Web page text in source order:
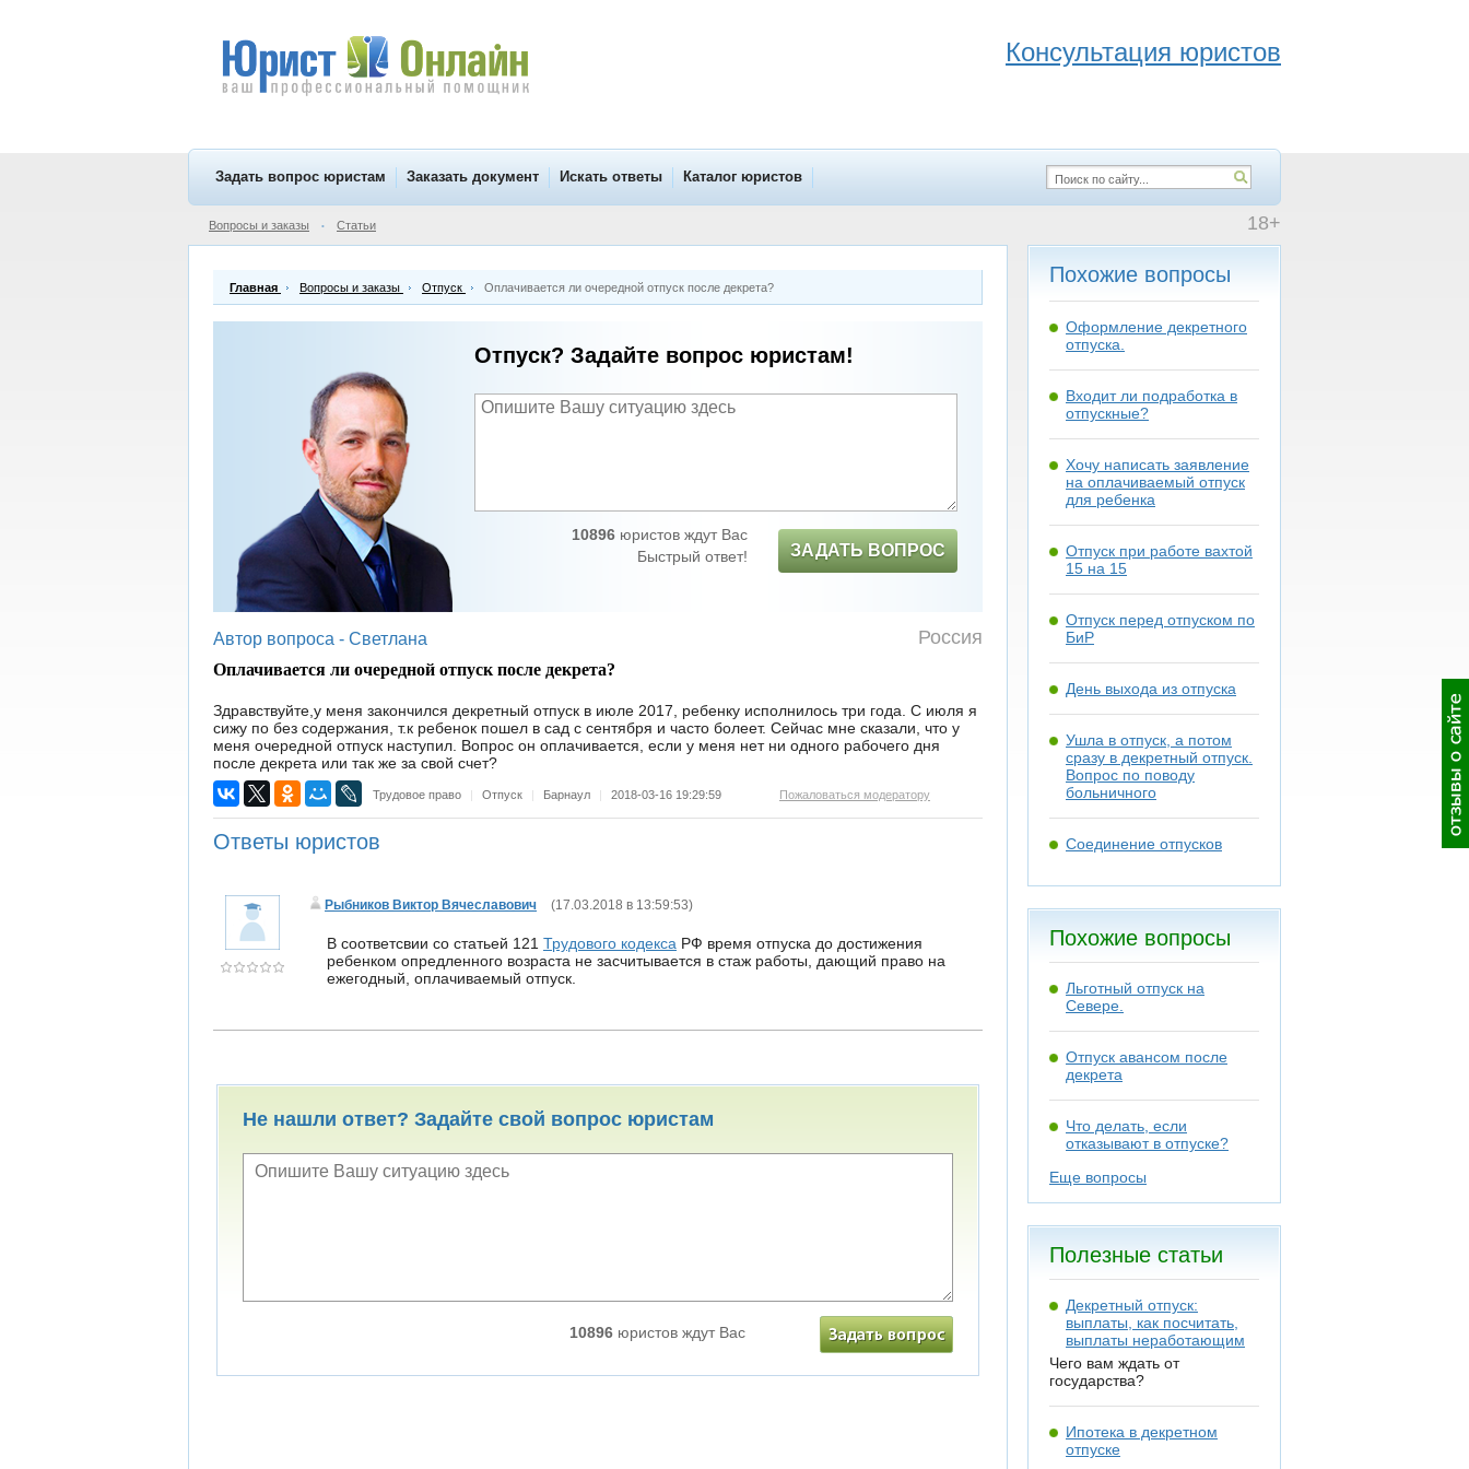
Консультация юристов
Задать вопрос юристам Заказать документ Искать ответы Каталог юристов
18+
Вопросы и заказы • Статьи
Главная Вопросы и заказы Отпуск Оплачивается ли очередной отпуск после декрета?
Отпуск? Задайте вопрос юристам!
10896юристов ждут Вас
Быстрый ответ!
ЗАДАТЬ ВОПРОС
Автор вопроса - Светлана Россия
Оплачивается ли очередной отпуск после декрета?
Здравствуйте,у меня закончился декретный отпуск в июле 2017, ребенку исполнилось три года. С июля я
сижу по без содержания, т.к ребенок пошел в сад с сентября и часто болеет. Сейчас мне сказали, что у
меня очередной отпуск наступил. Вопрос он оплачивается, если у меня нет ни одного рабочего дня
после декрета или так же за свой счет?
Трудовое право | Отпуск | Барнаул | 2018-03-16 19:29:59 Пожаловаться модератору
Ответы юристов
Рыбников Виктор Вячеславович (17.03.2018 в 13:59:53)
В соответсвии со статьей 121 Трудового кодекса РФ время отпуска до достижения
ребенком опредленного возраста не засчитывается в стаж работы, дающий право на
ежегодный, оплачиваемый отпуск.
Не нашли ответ? Задайте свой вопрос юристам
10896 юристов ждут Вас
Похожие вопросы
Оформление декретного
отпуска.
Входит ли подработка в
отпускные?
Хочу написать заявление
на оплачиваемый отпуск
для ребенка
Отпуск при работе вахтой
15 на 15
Отпуск перед отпуском по
БиР
День выхода из отпуска
Ушла в отпуск, а потом
сразу в декретный отпуск.
Вопрос по поводу
больничного
Соединение отпусков
Похожие вопросы
Льготный отпуск на
Севере.
Отпуск авансом после
декрета
Что делать, если
отказывают в отпуске?
Еще вопросы
Полезные статьи
Декретный отпуск:
выплаты, как посчитать,
выплаты неработающим
Чего вам ждать от
государства?
Ипотека в декретном
отпуске